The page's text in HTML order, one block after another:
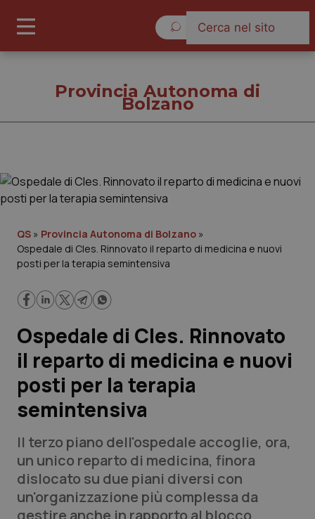
Governo e Parlamento
Regioni e Asl
Lavoro e Professioni
Scienza e Farmaci
Studi e Analisi
Lettere al direttore
Edizioni Regionali
QS Pro
Provincia Autonoma di
Bolzano
QS » Provincia Autonoma di Bolzano »
Ospedale di Cles. Rinnovato il reparto di medicina e nuovi
posti per la terapia semintensiva
Ospedale di Cles. Rinnovato
il reparto di medicina e nuovi
posti per la terapia
semintensiva
Il terzo piano dell'ospedale accoglie, ora,
un unico reparto di medicina, finora
dislocato su due piani diversi con
un'organizzazione più complessa da
gestire anche in rapporto al blocco